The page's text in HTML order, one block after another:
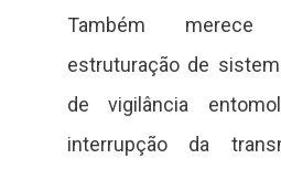
Também
estruturação de
de vigilância
interrupção da